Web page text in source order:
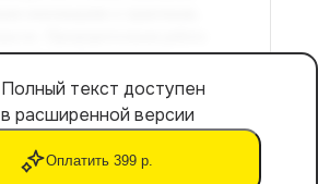
Полный текст доступен
в расширенной версии
Оплатить 399 р.